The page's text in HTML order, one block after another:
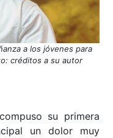
a los jóvenes para
créditos a su autor
compuso su primera
un dolor muy